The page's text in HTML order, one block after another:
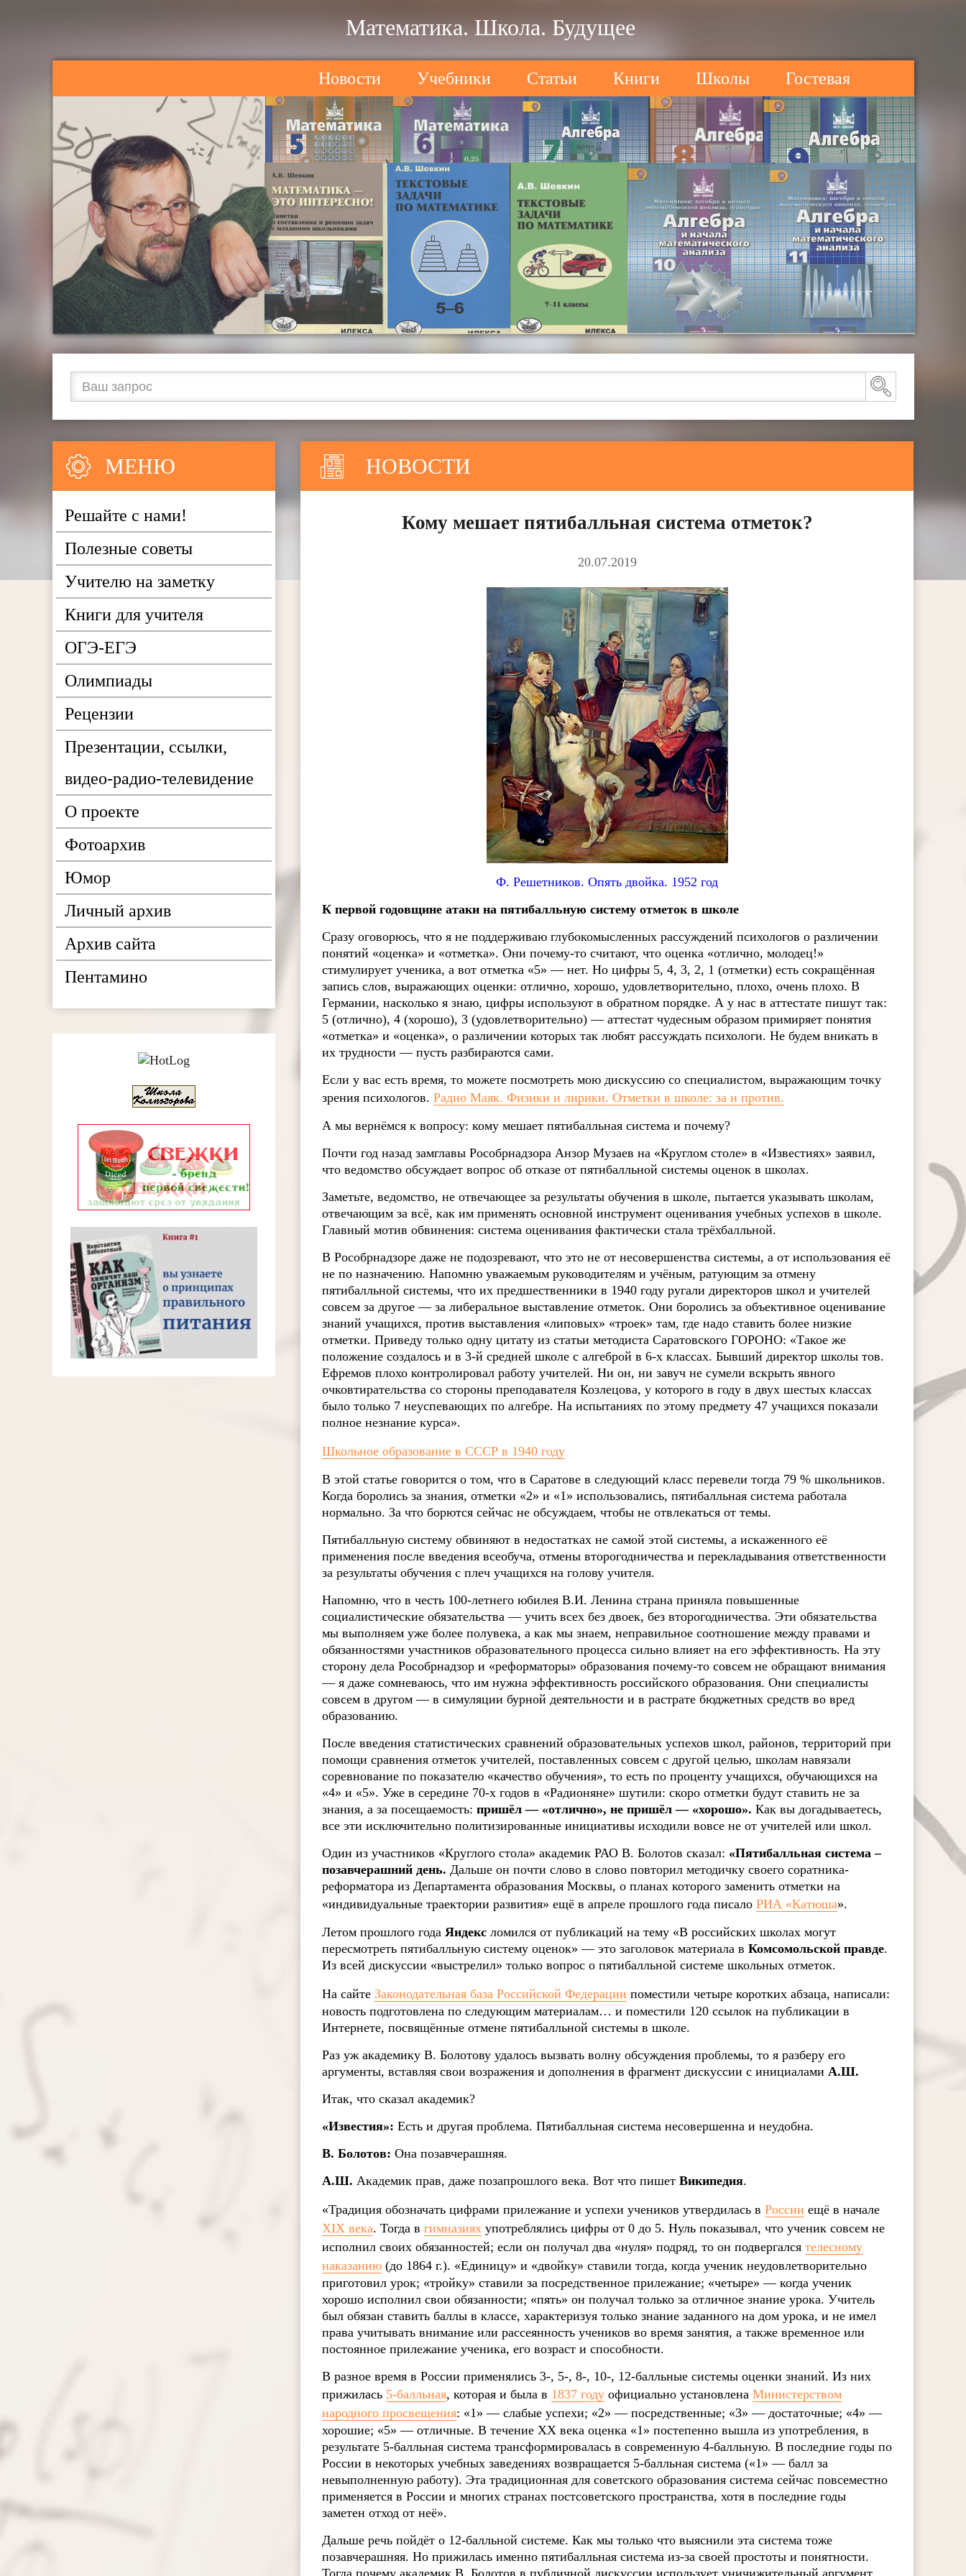
Математика. Школа. Будущее
Новости Учебники Статьи Книги Школы Гостевая
НОВОСТИ
Кому мешает пятибалльная система отметок?
20.07.2019
Ф. Решетников. Опять двойка. 1952 год
К первой годовщине атаки на пятибалльную систему отметок в школе
Сразу оговорюсь, что я не поддерживаю глубокомысленных рассуждений психологов о различении
понятий «оценка» и «отметка». Они почему-то считают, что оценка «отлично, молодец!»
стимулирует ученика, а вот отметка «5» — нет. Но цифры 5, 4, 3, 2, 1 (отметки) есть сокращённая
запись слов, выражающих оценки: отлично, хорошо, удовлетворительно, плохо, очень плохо. В
Германии, насколько я знаю, цифры используют в обратном порядке. А у нас в аттестате пишут так:
5 (отлично), 4 (хорошо), 3 (удовлетворительно) — аттестат чудесным образом примиряет понятия
«отметка» и «оценка», о различении которых так любят рассуждать психологи. Не будем вникать в
их трудности — пусть разбираются сами.
Если у вас есть время, то можете посмотреть мою дискуссию со специалистом, выражающим точку
зрения психологов.Радио Маяк. Физики и лирики. Отметки в школе: за и против.
А мы вернёмся к вопросу: кому мешает пятибалльная система и почему?
Почти год назад замглавы Рособрнадзора Анзор Музаев на «Круглом столе» в «Известиях» заявил,
что ведомство обсуждает вопрос об отказе от пятибалльной системы оценок в школах.
Заметьте, ведомство, не отвечающее за результаты обучения в школе, пытается указывать школам,
отвечающим за всё, как им применять основной инструмент оценивания учебных успехов в школе.
Главный мотив обвинения: система оценивания фактически стала трёхбалльной.
В Рособрнадзоре даже не подозревают, что это не от несовершенства системы, а от использования её
не по назначению. Напомню уважаемым руководителям и учёным, ратующим за отмену
пятибалльной системы, что их предшественники в 1940 году ругали директоров школ и учителей
совсем за другое — за либеральное выставление отметок. Они боролись за объективное оценивание
знаний учащихся, против выставления «липовых» «троек» там, где надо ставить более низкие
отметки. Приведу только одну цитату из статьи методиста Саратовского ГОРОНО: «Такое же
положение создалось и в 3-й средней школе с алгеброй в 6-х классах. Бывший директор школы тов.
Ефремов плохо контролировал работу учителей. Ни он, ни завуч не сумели вскрыть явного
очковтирательства со стороны преподавателя Козлецова, у которого в году в двух шестых классах
было только 7 неуспевающих по алгебре. На испытаниях по этому предмету 47 учащихся показали
полное незнание курса».
Школьное образование в СССР в 1940 году
В этой статье говорится о том, что в Саратове в следующий класс перевели тогда 79 % школьников.
Когда боролись за знания, отметки «2» и «1» использовались, пятибалльная система работала
нормально. За что борются сейчас не обсуждаем, чтобы не отвлекаться от темы.
Пятибалльную систему обвиняют в недостатках не самой этой системы, а искаженного её
применения после введения всеобуча, отмены второгодничества и перекладывания ответственности
за результаты обучения с плеч учащихся на голову учителя.
Напомню, что в честь 100-летнего юбилея В.И. Ленина страна приняла повышенные
социалистические обязательства — учить всех без двоек, без второгодничества. Эти обязательства
мы выполняем уже более полувека, а как мы знаем, неправильное соотношение между правами и
обязанностями участников образователь­ного процесса сильно влияет на его эффективность. На эту
сторону дела Рособрнадзор и «реформаторы» образования почему-то совсем не обращают внимания
— я даже сомневаюсь, что им нужна эффективность российского образования. Они специалисты
совсем в другом — в симуляции бурной деятельности и в растрате бюджетных средств во вред
образованию.
После введения статистических сравнений образовательных успехов школ, районов, территорий при
помощи сравнения отметок учителей, поставленных совсем с другой целью, школам навязали
соревнование по показателю «качество обучения», то есть по проценту учащихся, обучающихся на
«4» и «5». Уже в середине 70-х годов в «Радионяне» шутили: скоро отметки будут ставить не за
знания, а за посещаемость:пришёл — «отлично», не пришёл — «хорошо». Как вы догадываетесь,
все эти исключительно политизированные инициативы исходили вовсе не от учителей или школ.
Один из участников «Круглого стола» академик РАО В. Болотов сказал: «Пятибалльная система –
позавчерашний день.Дальше он почти слово в слово повторил методичку своего соратника-
реформатора из Департамента образования Москвы, о планах которого заменить отметки на
«индивидуальные траектории развития» ещё в апреле прошлого года писалоРИА «Катюша».
Летом прошлого годаЯндекс ломился от публикаций на тему «В российских школах могут
пересмотреть пятибалльную систему оценок» — это заголовок материала вКомсомольской правде.
Из всей дискуссии «выстрелил» только вопрос о пятибалльной системе школьных отметок.
На сайте Законодательная база Российской Федерации поместили четыре коротких абзаца, написали:
новость подготовлена по следующим материалам… и поместили 120 ссылок на публикации в
Интернете, посвящённые отмене пятибалльной системы в школе.
Раз уж академику В. Болотову удалось вызвать волну обсуждения проблемы, то я разберу его
аргументы, вставляя свои возражения и дополнения в фрагмент дискуссии с инициаламиА.Ш.
Итак, что сказал академик?
«Известия»:Есть и другая проблема. Пятибалльная система несовершенна и неудобна.
В. Болотов:Она позавчерашняя.
А.Ш. Академик прав, даже позапрошлого века. Вот что пишетВикипедия.
«Традиция обозначать цифрами прилежание и успехи учеников утвердилась вРоссии ещё в начале
XIX века. Тогда вгимназиях употреблялись цифры от 0 до 5. Нуль показывал, что ученик совсем не
исполнил своих обязанностей; если он получал два «нуля» подряд, то он подвергалсятелесному
наказанию (до 1864 г.). «Единицу» и «двойку» ставили тогда, когда ученик неудовлетворительно
приготовил урок; «тройку» ставили за посредственное прилежание; «четыре» — когда ученик
хорошо исполнил свои обязанности; «пять» он получал только за отличное знание урока. Учитель
был обязан ставить баллы в классе, характеризуя только знание заданного на дом урока, и не имел
права учитывать внимание или рассеянность учеников во время занятия, а также временное или
постоянное прилежание ученика, его возраст и способности.
В разное время в России применялись 3-, 5-, 8-, 10-, 12-балльные системы оценки знаний. Из них
прижилась 5-балльная, которая и была в 1837 году официально установленаМинистерством
народного просвещения: «1» — слабые успехи; «2» — посредственные; «3» — достаточные; «4» —
хорошие; «5» — отличные. В течение XX века оценка «1» постепенно вышла из употребления, в
результате 5-балльная система трансформировалась в современную 4-балльную. В последние годы по
России в некоторых учебных заведениях возвращается 5-балльная система («1» — балл за
невыполненную работу). Эта традиционная для советского образования система сейчас повсеместно
применяется в России и многих странах постсоветского пространства, хотя в последние годы
заметен отход от неё».
Дальше речь пойдёт о 12-балльной системе. Как мы только что выяснили эта система тоже
позавчерашняя. Но прижилась именно пятибалльная система из-за своей простоты и понятности.
Тогда почему академик В. Болотов в публичной дискуссии использует уничижительный аргумент
МЕНЮ
Решайте с нами!
Полезные советы
Учителю на заметку
Книги для учителя
ОГЭ-ЕГЭ
Олимпиады
Рецензии
Презентации, ссылки,
видео-радио-телевидение
О проекте
Фотоархив
Юмор
Личный архив
Архив сайта
Пентамино